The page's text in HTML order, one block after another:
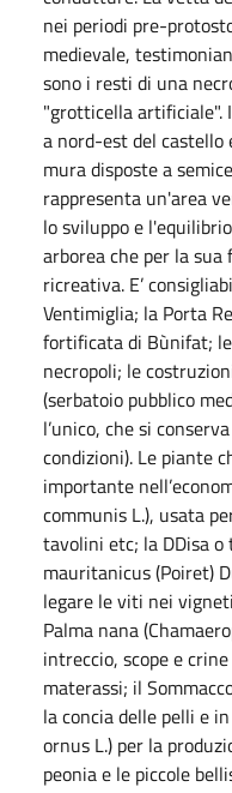
nei periodi pre-
medievale,
sono i resti di una
"grotticella artificiale".
a nord-est del castello
mura disposte a
rappresenta un'area
lo sviluppo e
arborea che per la
ricreativa. E’
Ventimiglia; la Porta
fortificata di Bùnifat;
necropoli; le
(serbatoio pubblico
l’unico, che si
condizioni). Le piante
importante
communis L.), usata
tavolini etc; la DDisa o
mauritanicus (Poiret)
legare le viti nei
Palma nana
intreccio, scope e
materassi; il
la concia delle pelli e
ornus L.) per la
peonia e le piccole